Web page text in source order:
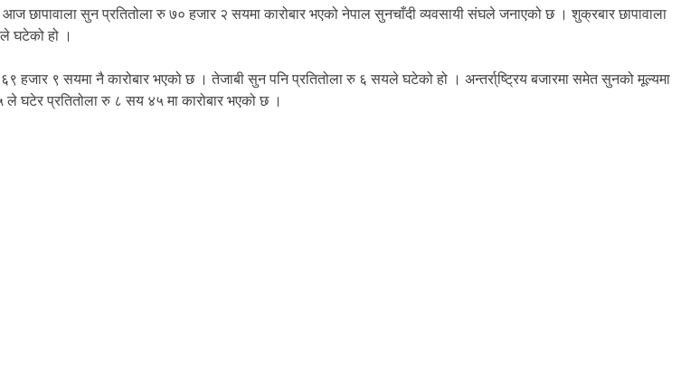
सुन प्रतितोला रु ७० हजार २ सयमा कारोबार भएको नेपाल सुनचाँदी व्यवसायी संघले जनाएको छ । शुक्रबार छापावाला
घटेको हो ।
९ सयमा नै कारोबार भएको छ । तेजाबी सुन पनि प्रतितोला रु ६ सयले घटेको हो । अन्तर्रा्ष्ट्रिय बजारमा समेत सुनको मूल्यमा
घटेर प्रतितोला रु ८ सय ४५ मा कारोबार भएको छ ।